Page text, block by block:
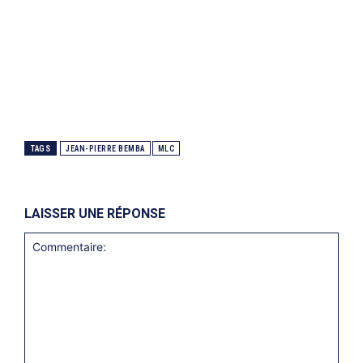
TAGS JEAN-PIERRE BEMBA MLC
LAISSER UNE RÉPONSE